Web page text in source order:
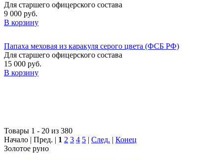
Для старшего офицерского состава
9 000 руб.
В корзину
Папаха меховая из каракуля серого цвета (ФСБ РФ)
Для старшего офицерского состава
15 000 руб.
В корзину
Товары 1 - 20 из 380
Начало | Пред. | 1 2 3 4 5 | След. | Конец
Золотое руно